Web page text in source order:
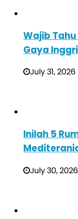
Wajib
Gaya
July 31, 2026
Inilah 5
July 30, 2026